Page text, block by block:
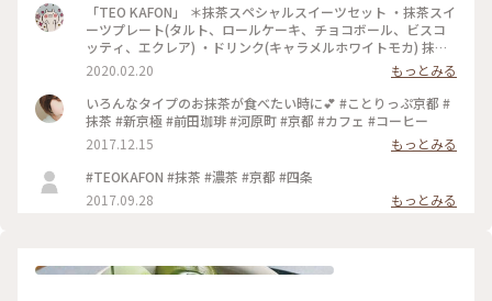
「TEO KAFON」 ＊抹茶スペシャルスイーツセット ・抹茶スイ
ーツプレート(タルト、ロールケーキ、チョコボール、ビスコ
ッティ、エクレア) ・ドリンク(キャラメルホワイトモカ) 抹茶
三昧出来て大満足したそうです。 フォークを2本用意して頂い
たのですが、娘一人で完食でした。 #TEO KAFON#抹茶三昧#
プチことりっぷ京都#冬のおでかけ
2020.02.20
もっとみる
いろんなタイプのお抹茶が食べたい時に💕 #ことりっぷ京都 #
抹茶 #新京極 #前田珈琲 #河原町 #京都 #カフェ #コーヒー
2017.12.15
もっとみる
#TEOKAFON #抹茶 #濃茶 #京都 #四条
2017.09.28
もっとみる